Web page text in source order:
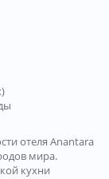
отеля Anantara
мира.
кухни